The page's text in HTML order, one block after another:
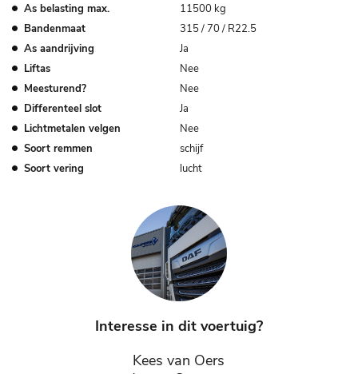
As belasting max.
11500 kg
Bandenmaat
315 / 70 / R22.5
As aandrijving
Ja
Liftas
Nee
Meesturend?
Nee
Differenteel slot
Ja
Lichtmetalen velgen
Nee
Soort remmen
schijf
Soort vering
lucht
Interesse in dit voertuig?
Kees van Oers